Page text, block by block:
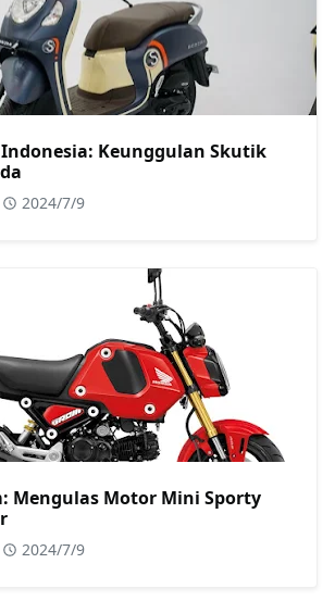
Indonesia: Keunggulan Skutik
2024/7/9
Mengulas Motor Mini Sporty
2024/7/9